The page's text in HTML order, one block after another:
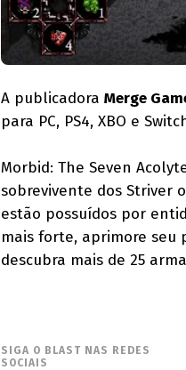
A publicadora Merge
para PC, PS4, XBO e
Morbid: The Seven
sobrevivente dos Striver
estão possuídos por
mais forte, aprimore seu
descubra mais de 25
SIGA O BLAST NAS REDES
SOCIAIS